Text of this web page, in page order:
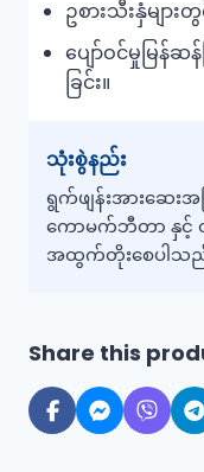
ဥစားသီးနှံများ
ပျော်ဝင်မှုမြ
ခြင်း။
သုံးစွဲနည်း
ရွက်ဖျန်းအားဆေး
ကောမက်ဘီတာ နှင့် တွဲ
အထွက်တိုးစေပါသ
Share this